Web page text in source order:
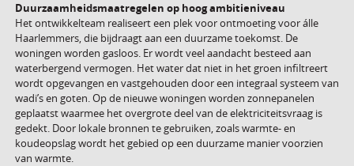
Duurzaamheidsmaatregelen op hoog ambitieniveau
Het ontwikkelteam realiseert een plek voor ontmoeting voor álle
Haarlemmers, die bijdraagt aan een duurzame toekomst. De
woningen worden gasloos. Er wordt veel aandacht besteed aan
waterbergend vermogen. Het water dat niet in het groen infiltreert
wordt opgevangen en vastgehouden door een integraal systeem van
wadi’s en goten. Op de nieuwe woningen worden zonnepanelen
geplaatst waarmee het overgrote deel van de elektriciteitsvraag is
gedekt. Door lokale bronnen te gebruiken, zoals warmte- en
koudeopslag wordt het gebied op een duurzame manier voorzien
van warmte.